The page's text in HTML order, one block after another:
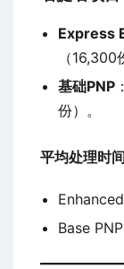
Express
（16,300
基础PNP
份）。
平均处理时
Base